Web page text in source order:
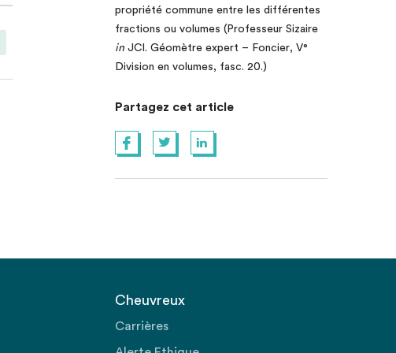
propriété commune entre les différentes
fractions ou volumes (Professeur Sizaire
inJCl. Géomètre expert – Foncier, V°
Division en volumes, fasc. 20.)
Partagez cet article
Cheuvreux
Carrières